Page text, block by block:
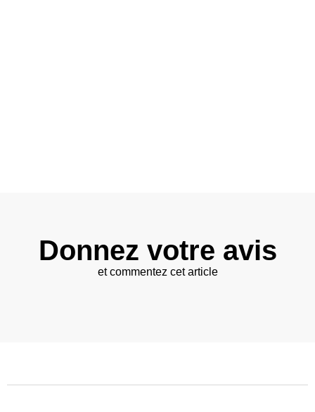
Donnez votre avis
et commentez cet article